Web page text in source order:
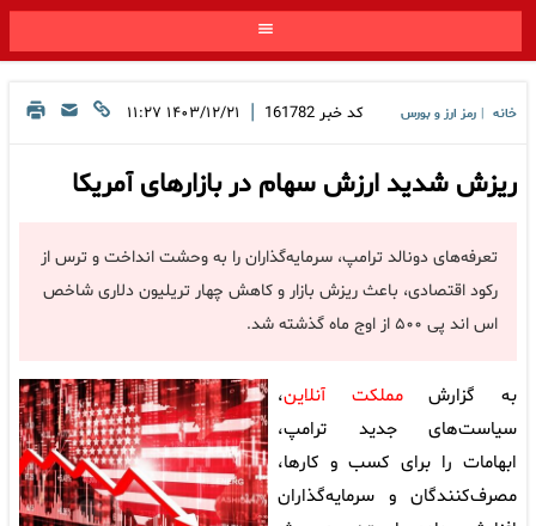
خانه رمز ارز و بورس کد خبر 161782
| ۱۴۰۳/۱۲/۲۱ ۱۱:۲۷
ریزش شدید ارزش سهام در بازارهای آمریکا
تعرفه‌های دونالد ترامپ، سرمایه‌گذاران را به وحشت انداخت و ترس از
رکود اقتصادی، باعث ریزش بازار و کاهش چهار تریلیون دلاری شاخص
اس اند پی ۵۰۰ از اوج ماه گذشته شد.
به گزارشمملکت آنلاین،
سیاست‌های جدید ترامپ،
ابهامات را برای کسب و کارها،
مصرف‌کنندگان و سرمایه‌گذاران